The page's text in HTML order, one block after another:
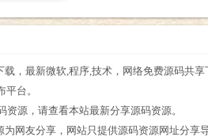
，最新微软,程序,技术，网络免费源码共
台。
源，请查看本站最新分享源码资源。
网友分享，网站只提供源码资源网址分享导